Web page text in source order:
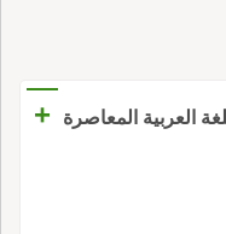
العربية المعاصرة +